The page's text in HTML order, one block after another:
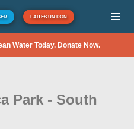
FAITES UN DON
Water Today. Donate Now.
Park - South